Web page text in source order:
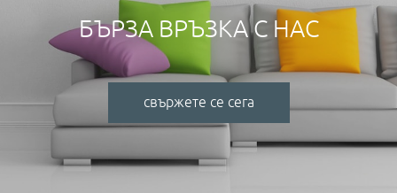
БЪРЗА ВРЪЗКА С НАС
свържете се сега